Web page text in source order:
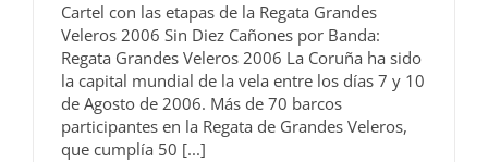
Cartel con las etapas de la Regata Grandes
Veleros 2006 Sin Diez Cañones por Banda:
Regata Grandes Veleros 2006 La Coruña ha sido
la capital mundial de la vela entre los días 7 y 10
de Agosto de 2006. Más de 70 barcos
participantes en la Regata de Grandes Veleros,
que cumplía 50 [...]